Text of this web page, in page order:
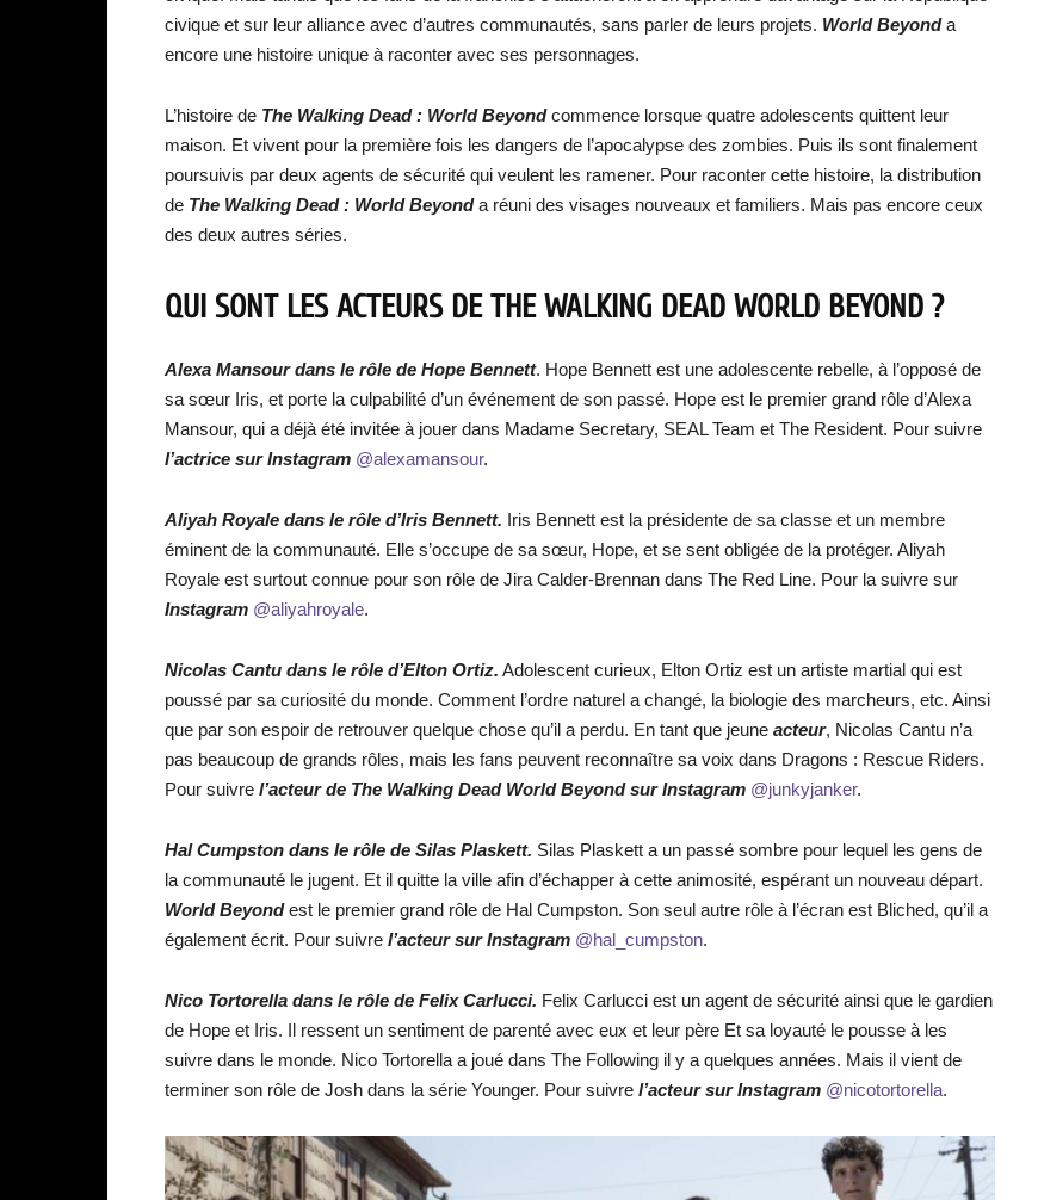
civique et sur leur alliance avec d’autres communautés, sans parler de leurs projets. World Beyonda
encore une histoire unique à raconter avec ses personnages.
L’histoire de The Walking Dead : World Beyondcommence lorsque quatre adolescents quittent leur
maison. Et vivent pour la première fois les dangers de l’apocalypse des zombies. Puis ils sont finalement
poursuivis par deux agents de sécurité qui veulent les ramener. Pour raconter cette histoire, la distribution
de The Walking Dead : World Beyonda réuni des visages nouveaux et familiers. Mais pas encore ceux
des deux autres séries.
QUI SONT LES ACTEURS DE THE WALKING DEAD WORLD BEYOND ?
Alexa Mansour dans le rôle de Hope Bennett. Hope Bennett est une adolescente rebelle, à l’opposé de
sa sœur Iris, et porte la culpabilité d’un événement de son passé. Hope est le premier grand rôle d’Alexa
Mansour, qui a déjà été invitée à jouer dans Madame Secretary, SEAL Team et The Resident. Pour suivre
l’actrice sur Instagram @alexamansour.
Aliyah Royale dans le rôle d’Iris Bennett. Iris Bennett est la présidente de sa classe et un membre
éminent de la communauté. Elle s’occupe de sa sœur, Hope, et se sent obligée de la protéger. Aliyah
Royale est surtout connue pour son rôle de Jira Calder-Brennan dans The Red Line. Pour la suivre sur
Instagram @aliyahroyale.
Nicolas Cantu dans le rôle d’Elton Ortiz. Adolescent curieux, Elton Ortiz est un artiste martial qui est
poussé par sa curiosité du monde. Comment l’ordre naturel a changé, la biologie des marcheurs, etc. Ainsi
que par son espoir de retrouver quelque chose qu’il a perdu. En tant que jeune acteur, Nicolas Cantu n’a
pas beaucoup de grands rôles, mais les fans peuvent reconnaître sa voix dans Dragons : Rescue Riders.
Pour suivre l’acteur de The Walking Dead World Beyond sur Instagram @junkyjanker.
Hal Cumpston dans le rôle de Silas Plaskett. Silas Plaskett a un passé sombre pour lequel les gens de
la communauté le jugent. Et il quitte la ville afin d’échapper à cette animosité, espérant un nouveau départ.
World Beyondest le premier grand rôle de Hal Cumpston. Son seul autre rôle à l’écran est Bliched, qu’il a
également écrit. Pour suivre l’acteur sur Instagram @hal_cumpston.
Nico Tortorella dans le rôle de Felix Carlucci. Felix Carlucci est un agent de sécurité ainsi que le gardien
de Hope et Iris. Il ressent un sentiment de parenté avec eux et leur père Et sa loyauté le pousse à les
suivre dans le monde. Nico Tortorella a joué dans The Following il y a quelques années. Mais il vient de
terminer son rôle de Josh dans la série Younger. Pour suivre l’acteur sur Instagram @nicotortorella.